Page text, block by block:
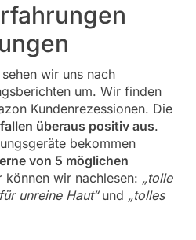
wir uns nach
um. Wir finden
Kundenrezessionen. Die
überaus positiv aus.
bekommen
von 5 möglichen
können wir nachlesen: „tolle
unreine Haut“und „tolles